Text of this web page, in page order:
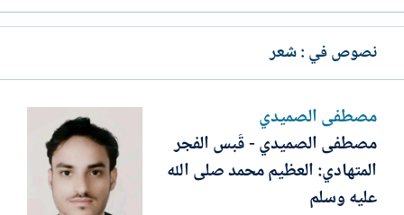
نصوص في : شعر
مصطفى الصميدي
مصطفى الصميدي - قَبس الفجر
المتهادي: العظيم محمد صلى الله
عليه وسلم